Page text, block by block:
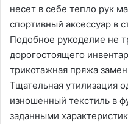
несет в себе тепло рук
спортивный аксессуар в
Подобное рукоделие не
дорогостоящего
трикотажная пряжа
Тщательная утилизация
изношенный текстиль в
заданными